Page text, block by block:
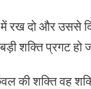
दो और उससे
शक्ति प्रगट हो
की शक्ति वह